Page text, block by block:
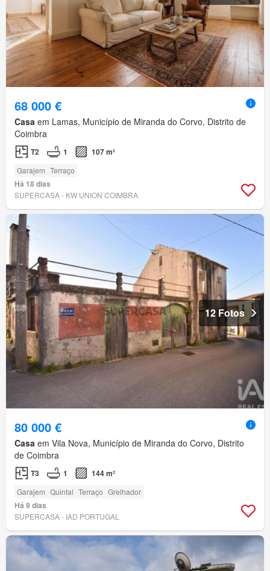
68 000 €
Casa em Lamas, Município de Miranda do Corvo, Distrito de
Coimbra
T2 1 107 m²
Garajem Terraço
Há 18 dias
SUPERCASA - KW UNION COIMBRA
12 Fotos
80 000 €
Casa em Vila Nova, Município de Miranda do Corvo, Distrito
de Coimbra
T3 1 144 m²
Garajem Quintal Terraço Grelhador
Há 9 dias
SUPERCASA - IAD PORTUGAL